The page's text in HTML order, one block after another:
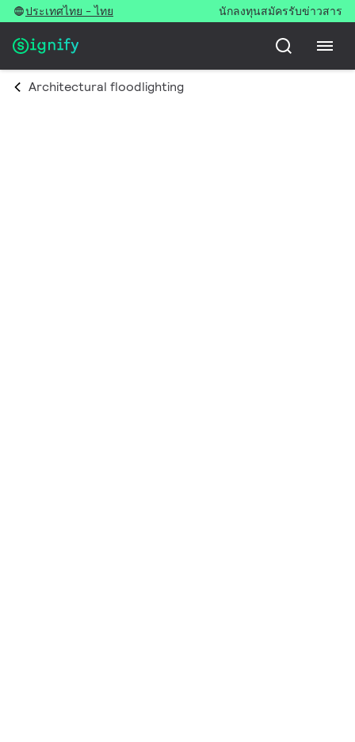
ประเทศไทย - ไทย นักลงทุนสมัครรับข่าวสาร
Architectural floodlighting